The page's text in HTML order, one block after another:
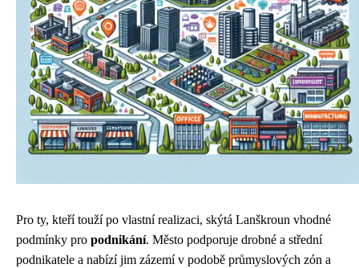
Pro ty, kteří touží po vlastní realizaci, skýtá Lanškroun vhodné
podmínky pro podnikání. Město podporuje drobné a střední
podnikatele a nabízí jim zázemí v podobě průmyslových zón a